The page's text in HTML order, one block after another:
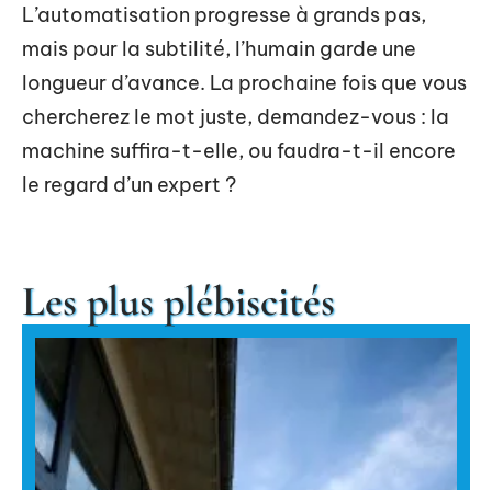
L’automatisation progresse à grands pas,
mais pour la subtilité, l’humain garde une
longueur d’avance. La prochaine fois que vous
chercherez le mot juste, demandez-vous : la
machine suffira-t-elle, ou faudra-t-il encore
le regard d’un expert ?
Les plus plébiscités